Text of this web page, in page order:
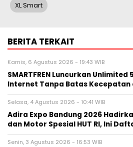
XL Smart
BERITA TERKAIT
Kamis, 6 Agustus 2026 - 19:43 WIB
SMARTFREN Luncurkan Unlimited
Internet Tanpa Batas Kecepatan
Selasa, 4 Agustus 2026 - 10:41 WIB
Adira Expo Bandung 2026
dan Motor Spesial HUT RI, Ini
Senin, 3 Agustus 2026 - 16:53 WIB